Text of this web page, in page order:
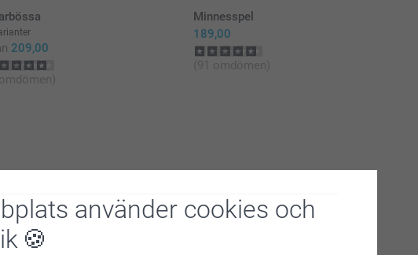
använder cookies och
209,00
Minnesspel
189,00
(91 omdömen)